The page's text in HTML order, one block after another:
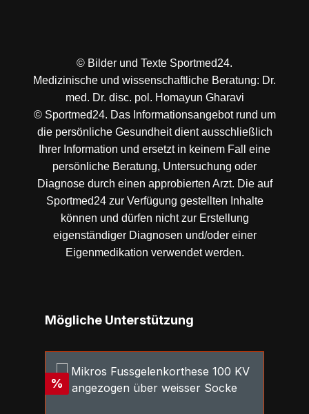
© Bilder und Texte Sportmed24.
Medizinische und wissenschaftliche Beratung: Dr.
med. Dr. disc. pol. Homayun Gharavi
© Sportmed24. Das Informationsangebot rund um
die persönliche Gesundheit dient ausschließlich
Ihrer Information und ersetzt in keinem Fall eine
persönliche Beratung, Untersuchung oder
Diagnose durch einen approbierten Arzt. Die auf
Sportmed24 zur Verfügung gestellten Inhalte
können und dürfen nicht zur Erstellung
eigenständiger Diagnosen und/oder einer
Eigenmedikation verwendet werden.
Produktgalerie überspringen
Mögliche Unterstützung
Rabatt
%